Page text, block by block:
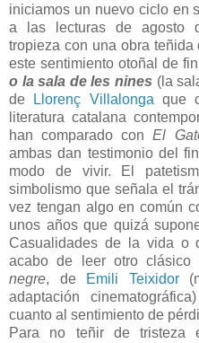
iniciamos un nuevo ciclo en
a las lecturas de agosto
tropieza con una obra
este sentimiento otoñal de
o la sala de les nines (la
de
Llorenç Villalonga que
literatura catalana
han comparado conEl
ambas dan testimonio del
modo de vivir. El
simbolismo que señala el
vez tengan algo en común
unos años que quizá
Casualidades de la vida o
acabo de leer otro clásico
negre, de Emili Teixidor
adaptación
cuanto al sentimiento de
Para no teñir de tristeza